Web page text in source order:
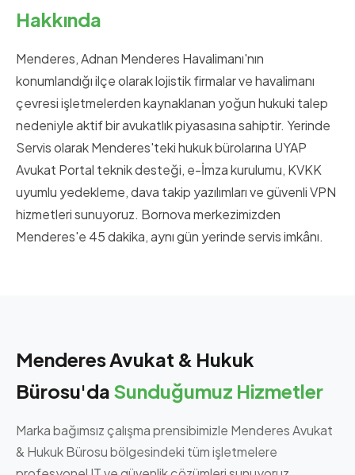
Hakkında
Menderes, Adnan Menderes Havalimanı'nın
konumlandığı ilçe olarak lojistik firmalar ve havalimanı
çevresi işletmelerden kaynaklanan yoğun hukuki talep
nedeniyle aktif bir avukatlık piyasasına sahiptir. Yerinde
Servis olarak Menderes'teki hukuk bürolarına UYAP
Avukat Portal teknik desteği, e-İmza kurulumu, KVKK
uyumlu yedekleme, dava takip yazılımları ve güvenli VPN
hizmetleri sunuyoruz. Bornova merkezimizden
Menderes'e 45 dakika, aynı gün yerinde servis imkânı.
Menderes Avukat & Hukuk
Bürosu'da Sunduğumuz Hizmetler
Marka bağımsız çalışma prensibimizle Menderes Avukat
& Hukuk Bürosu bölgesindeki tüm işletmelere